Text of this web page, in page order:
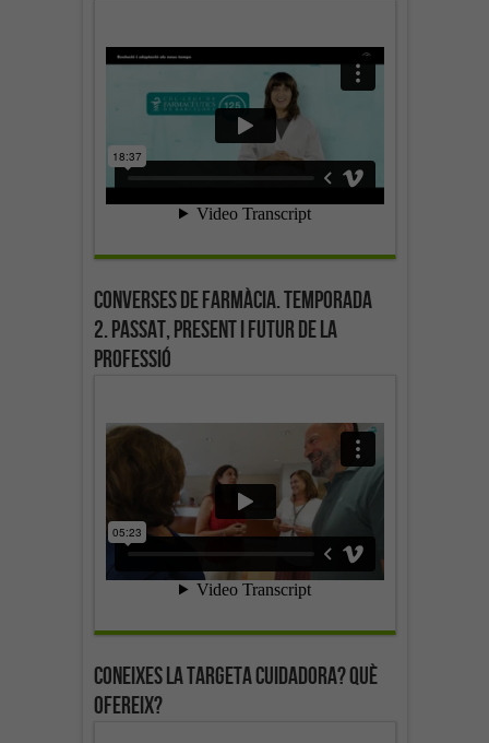
Converses de farmàcia. Temporada
2. Passat, present i futur de la
professió
Coneixes la targeta cuidadora? Què
ofereix?